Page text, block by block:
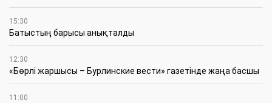
15:30
Батыстың барысы анықталды
12:30
«Бөрлі жаршысы – Бурлинские вести» газетінде жаңа басшы
11:00